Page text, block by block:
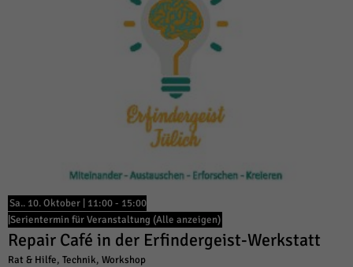
Sa.. 10. Oktober | 11:00- 15:00
Serientermin für Veranstaltung (Alle anzeigen)
Repair Café in der Erfindergeist-Werkstatt
Rat & Hilfe, Technik, Workshop